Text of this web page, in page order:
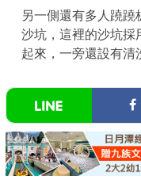
另一側還有多人蹺
沙坑，這裡的沙坑採
起來，一旁還設有清